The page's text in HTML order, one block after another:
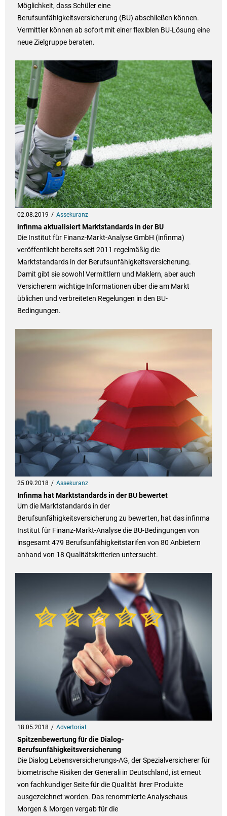
Möglichkeit, dass Schüler eine
Berufsunfähigkeitsversicherung (BU) abschließen können.
Vermittler können ab sofort mit einer flexiblen BU-Lösung eine
neue Zielgruppe beraten.
02.08.2019 Assekuranz
infinma aktualisiert Marktstandards in der BU
Die Institut für Finanz-Markt-Analyse GmbH (infinma)
veröffentlicht bereits seit 2011 regelmäßig die
Marktstandards in der Berufsunfähigkeitsversicherung.
Damit gibt sie sowohl Vermittlern und Maklern, aber auch
Versicherern wichtige Informationen über die am Markt
üblichen und verbreiteten Regelungen in den BU-
Bedingungen.
25.09.2018 Assekuranz
Infinma hat Marktstandards in der BU bewertet
Um die Marktstandards in der
Berufsunfähigkeitsversicherung zu bewerten, hat das infinma
Institut für Finanz-Markt-Analyse die BU-Bedingungen von
insgesamt 479 Berufsunfähigkeitstarifen von 80 Anbietern
anhand von 18 Qualitätskriterien untersucht.
18.05.2018 Advertorial
Spitzenbewertung für die Dialog-
Berufsunfähigkeitsversicherung
Die Dialog Lebensversicherungs-AG, der Spezialversicherer für
biometrische Risiken der Generali in Deutschland, ist erneut
von fachkundiger Seite für die Qualität ihrer Produkte
ausgezeichnet worden. Das renommierte Analysehaus
Morgen & Morgen vergab für die